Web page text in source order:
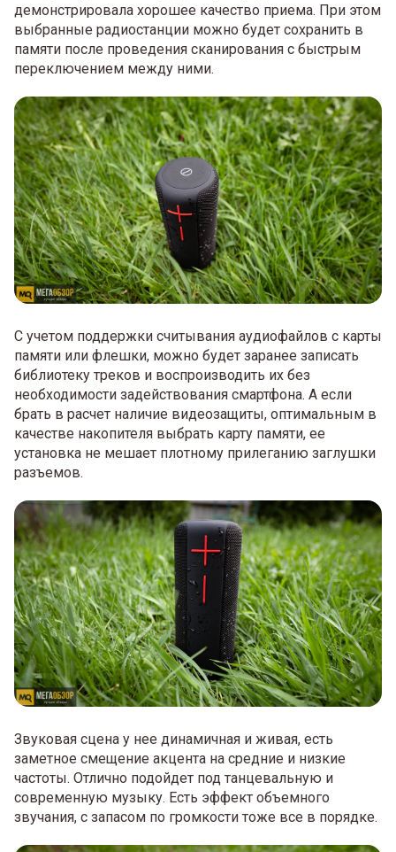
демонстрировала хорошее качество приема. При этом
выбранные радиостанции можно будет сохранить в
памяти после проведения сканирования с быстрым
переключением между ними.
С учетом поддержки считывания аудиофайлов с карты
памяти или флешки, можно будет заранее записать
библиотеку треков и воспроизводить их без
необходимости задействования смартфона. А если
брать в расчет наличие видеозащиты, оптимальным в
качестве накопителя выбрать карту памяти, ее
установка не мешает плотному прилеганию заглушки
разъемов.
Звуковая сцена у нее динамичная и живая, есть
заметное смещение акцента на средние и низкие
частоты. Отлично подойдет под танцевальную и
современную музыку. Есть эффект объемного
звучания, с запасом по громкости тоже все в порядке.